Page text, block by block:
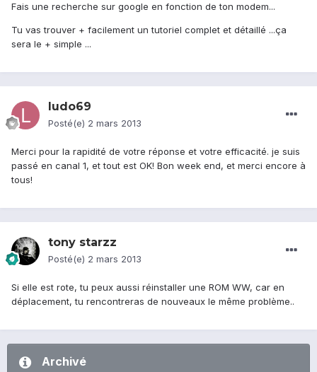
Fais une recherche sur google en fonction de ton modem...
Tu vas trouver + facilement un tutoriel complet et détaillé ...ça
sera le + simple ...
ludo69
Posté(e) 2 mars 2013
Merci pour la rapidité de votre réponse et votre efficacité. je suis
passé en canal 1, et tout est OK! Bon week end, et merci encore à
tous!
tony starzz
Posté(e) 2 mars 2013
Si elle est rote, tu peux aussi réinstaller une ROM WW, car en
déplacement, tu rencontreras de nouveaux le même problème..
Archivé